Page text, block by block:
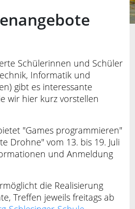
Schülerinnen und Schüler
Informatik und
gibt es interessante
wir hier kurz vorstellen
"Games programmieren"
Drohne" vom 13. bis 19. Juli
und Anmeldung
die Realisierung
Treffen jeweils freitags ab